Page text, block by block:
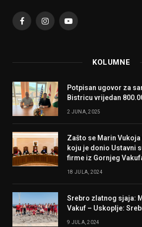
FacebookInstagramYouTube
KOLUMNE
Potpisan ugovor za
Bistricu vrijedan
2 JUNA, 2025
Zašto se Marin
koju je donio Ustavni
firme iz Gornjeg
18 JULA, 2024
Srebro zlatnog sjaja:
Vakuf – Uskoplje:
9 JULA, 2024